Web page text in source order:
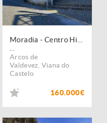
Arcos de
Valdevez Viana do
Castelo
160.000€